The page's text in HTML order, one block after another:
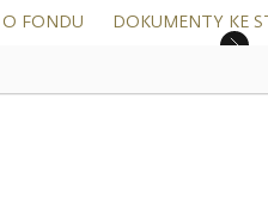
FONDU DOKUMENTY KE